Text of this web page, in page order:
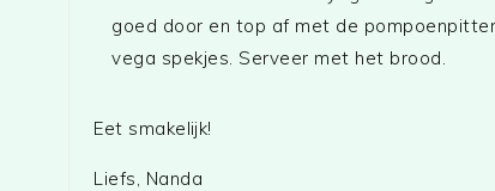
goed door en top af met de
vega spekjes. Serveer met het brood.
Eet smakelijk!
Liefs, Nanda